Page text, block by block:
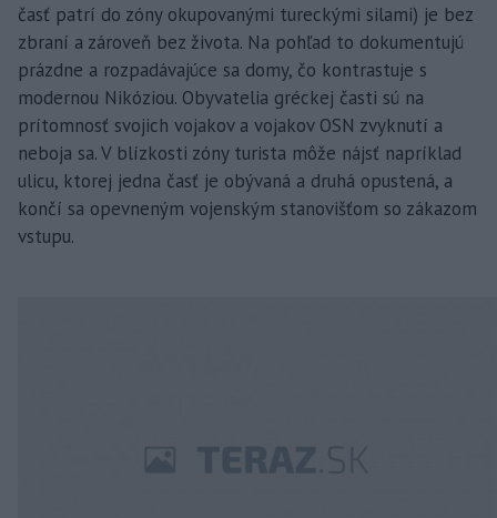
časť patrí do zóny okupovanými tureckými silami) je bez
zbraní a zároveň bez života. Na pohľad to dokumentujú
prázdne a rozpadávajúce sa domy, čo kontrastuje s
modernou Nikóziou. Obyvatelia gréckej časti sú na
prítomnosť svojich vojakov a vojakov OSN zvyknutí a
neboja sa. V blízkosti zóny turista môže nájsť napríklad
ulicu, ktorej jedna časť je obývaná a druhá opustená, a
končí sa opevneným vojenským stanovišťom so zákazom
vstupu.